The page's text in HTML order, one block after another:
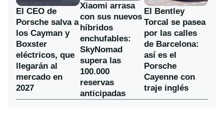
El CEO de
Porsche salva a
los Cayman y
Boxster
eléctricos, que
llegarán al
mercado en
2027
Xiaomi arrasa
con sus nuevos
híbridos
enchufables:
SkyNomad
supera las
100.000
reservas
anticipadas
El Bentley
Torcal se pasea
por las calles
de Barcelona:
así es el
Porsche
Cayenne con
traje inglés